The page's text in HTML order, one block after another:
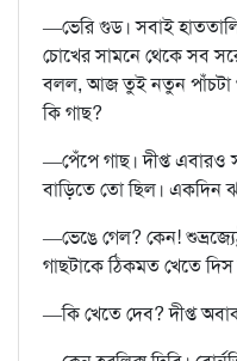
—ভেরি গুড। সবাই
চোখের সামনে থেকে সব
বলল, আজ তুই নতুন পাঁচটা
কি গাছ?
—পেঁপে গাছ। দীপ্ত
বাড়িতে তো ছিল। একদিন
—ভেঙে গেল? কেন!
গাছটাকে ঠিকমত খেতে দিস
—কি খেতে দেব? দীপ্ত